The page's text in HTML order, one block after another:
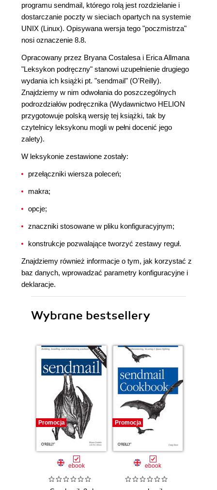
programu sendmail, którego rolą jest rozdzielanie i
dostarczanie poczty w sieciach opartych na systemie
UNIX (Linux). Opisywana wersja tego "poczmistrza"
nosi oznaczenie 8.8.
Opracowany przez Bryana Costalesa i Erica Allmana
"Leksykon podręczny" stanowi uzupełnienie drugiego
wydania ich książki pt. "sendmail" (O'Reilly).
Znajdziemy w nim odwołania do poszczególnych
podrozdziałów podręcznika (Wydawnictwo HELION
przygotowuje polską wersję tej książki, tak by
czytelnicy leksykonu mogli w pełni docenić jego
zalety).
W leksykonie zestawione zostały:
przełączniki wiersza poleceń;
makra;
opcje;
znaczniki stosowane w pliku konfiguracyjnym;
konstrukcje pozwalające tworzyć zestawy reguł.
Znajdziemy również informacje o tym, jak korzystać z
baz danych, wprowadzać parametry konfiguracyjne i
deklaracje.
Wybrane bestsellery
Promocja
ebook
Promocja
ebook